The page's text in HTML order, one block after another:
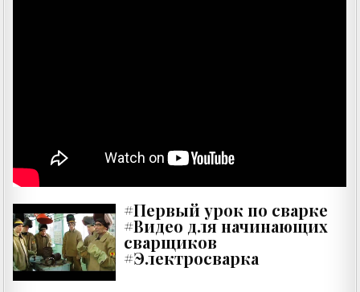
#Первый урок по сварке
#Видео для начинающих
сварщиков
#Электросварка